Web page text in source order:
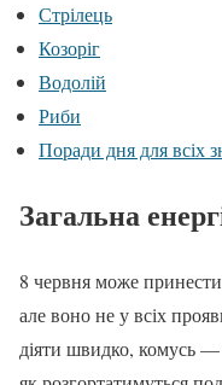
Стрілець
Козоріг
Водолій
Риби
Поради дня для всіх
Загальна
8 червня може принести
але воно не у всіх
діяти швидко, комусь —